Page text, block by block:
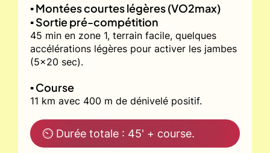
▪️ Montées courtes légères (VO2max)
▪️ Sortie pré-compétition
45 min en zone 1, terrain facile, quelques
accélérations légères pour activer les jambes
(5x20 sec).
▪️ Course
11 km avec 400 m de dénivelé positif.
⏲ Durée totale : 45' + course.